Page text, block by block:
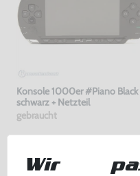
Konsole 1000er #Piano Black
schwarz + Netzteil
gebraucht
Warenkorb
Wir